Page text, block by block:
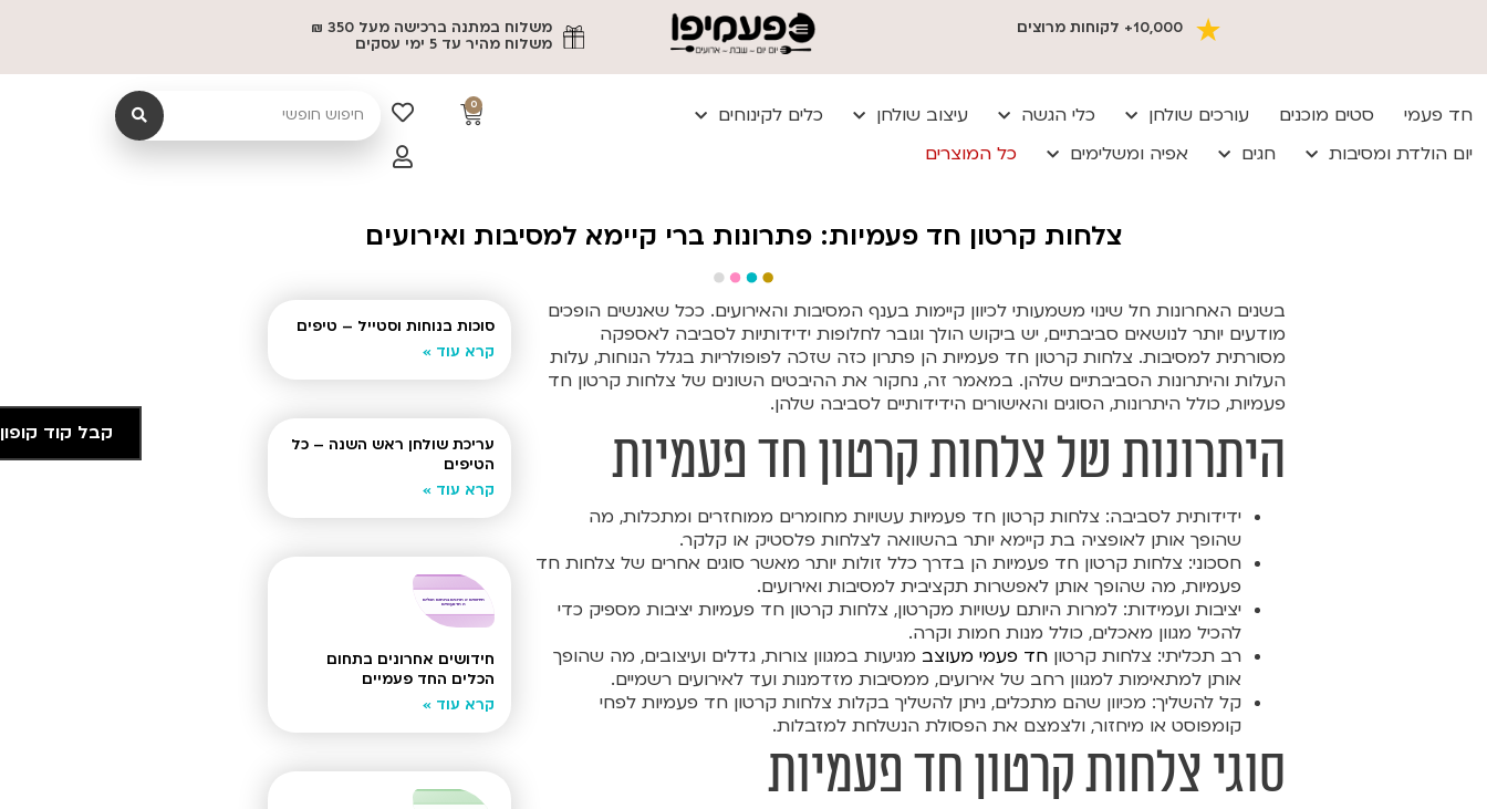
10,000+ לקוחות מרוצים
משלוח במתנה ברכישה מעל 350 ₪
משלוח מהיר עד 5 ימי עסקים
חד פעמי סטים מוכנים עורכים שולחן כלי הגשה עיצוב שולחן
כלים לקינוחים
יום הולדת ומסיבות
חגים אפיה ומשלימים כל המוצרים
0
צלחות קרטון חד פעמיות: פתרונות ברי קיימא למסיבות ואירועים
בשנים האחרונות חל שינוי משמעותי לכיוון קיימות בענף המסיבות והאירועים. ככל שאנשים הופכים
מודעים יותר לנושאים סביבתיים, יש ביקוש הולך וגובר לחלופות ידידותיות לסביבה לאספקה
מסורתית למסיבות. צלחות קרטון חד פעמיות הן פתרון כזה שזכה לפופולריות בגלל הנוחות, עלות
העלות והיתרונות הסביבתיים שלהן. במאמר זה, נחקור את ההיבטים השונים של צלחות קרטון חד
פעמיות, כולל היתרונות, הסוגים והאישורים הידידותיים לסביבה שלהן.
היתרונות של צלחות קרטון חד פעמיות
ידידותית לסביבה: צלחות קרטון חד פעמיות עשויות מחומרים ממוחזרים ומתכלות, מה
שהופך אותן לאופציה בת קיימא יותר בהשוואה לצלחות פלסטיק או קלקר.
חסכוני: צלחות קרטון חד פעמיות הן בדרך כלל זולות יותר מאשר סוגים אחרים של צלחות חד
פעמיות, מה שהופך אותן לאפשרות תקציבית למסיבות ואירועים.
יציבות ועמידות: למרות היותם עשויות מקרטון, צלחות קרטון חד פעמיות יציבות מספיק כדי
להכיל מגוון מאכלים, כולל מנות חמות וקרה.
רב תכליתי: צלחות קרטון חד פעמי מעוצב מגיעות במגוון צורות, גדלים ועיצובים, מה שהופך
אותן למתאימות למגוון רחב של אירועים, ממסיבות מזדמנות ועד לאירועים רשמיים.
קל להשליך: מכיוון שהם מתכלים, ניתן להשליך בקלות צלחות קרטון חד פעמיות לפחי
קומפוסט או מיחזור, ולצמצם את הפסולת הנשלחת למזבלות.
סוגי צלחות קרטון חד פעמיות
סוכות בנוחות וסטייל – טיפים
קרא עוד »
עריכת שולחן ראש השנה – כל
הטיפים
קרא עוד »
חידושים אחרונים בתחום
הכלים החד פעמיים
קרא עוד »
קבל קוד